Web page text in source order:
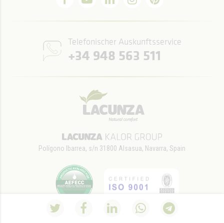
Telefonischer Auskunftsservice
+34 948 563 511
Polígono Ibarrea, s/n 31800 Alsasua, Navarra, Spain